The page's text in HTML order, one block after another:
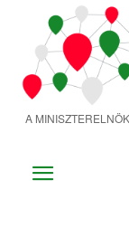
tartalomra
A